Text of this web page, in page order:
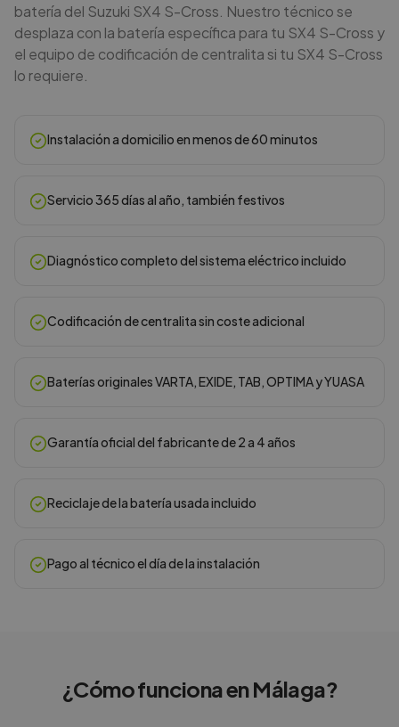
batería del Suzuki SX4 S-Cross. Nuestro técnico se
desplaza con la batería específica para tu SX4 S-Cross y
el equipo de codificación de centralita si tu SX4 S-Cross
lo requiere.
Instalación a domicilio en menos de 60 minutos
Servicio 365 días al año, también festivos
Diagnóstico completo del sistema eléctrico incluido
Codificación de centralita sin coste adicional
Baterías originales VARTA, EXIDE, TAB, OPTIMA y YUASA
Garantía oficial del fabricante de 2 a 4 años
Reciclaje de la batería usada incluido
Pago al técnico el día de la instalación
¿Cómo funciona enMálaga?